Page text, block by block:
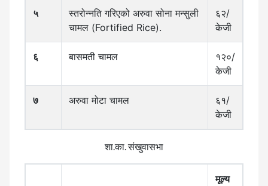
५
स्तरोन्नति गरिएको अरुवा सोना मन्सुली
चामल (Fortified Rice).
६२/
केजी
६ बासमती चामल
१२०/
केजी
७ अरुवा मोटा चामल
६१/
केजी
शा.का. संखुवासभा
मूल्य